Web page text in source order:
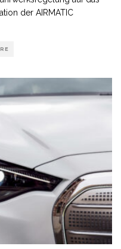
der AIRMATIC